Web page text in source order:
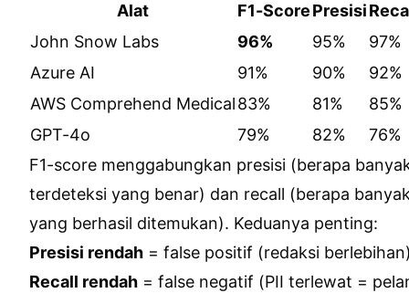
Alat F1-ScorePresisi
John Snow Labs
96% 95%
97%
Azure AI
91% 90%
92%
AWS Comprehend Medical83% 81%
85%
GPT-4o
79% 82%
76%
F1-score menggabungkan presisi (berapa
terdeteksi yang benar) dan recall (berapa
yang berhasil ditemukan). Keduanya penting:
Presisi rendah = false positif (redaksi
Recall rendah = false negatif (PII terlewat =